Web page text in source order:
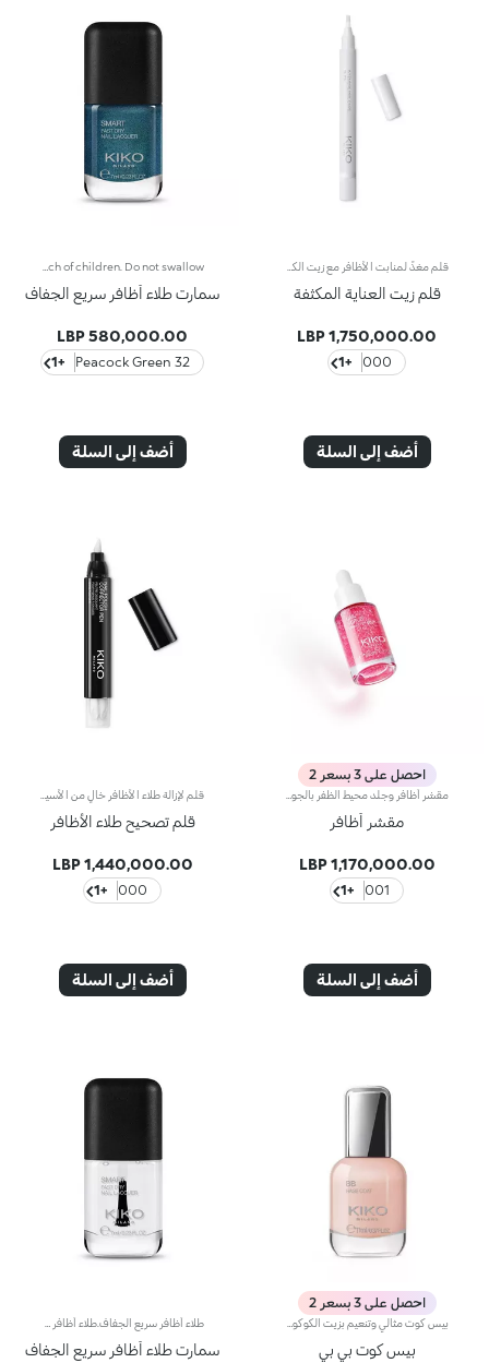
قلم زيت العناية المكثفة
1,750,000.00 LBP
000
+1
أضف إلى السلة
سمارت طلاء أظافر سريع الجفاف
580,000.00 LBP
32 Peacock Green
+1
أضف إلى السلة
احصل على 3 بسعر 2
مقشر أظافر
1,170,000.00 LBP
001
+1
أضف إلى السلة
قلم تصحيح طلاء الأظافر
1,440,000.00 LBP
000
+1
أضف إلى السلة
احصل على 3 بسعر 2
بيس كوت بي بي سمارت طلاء أظافر سريع الجفاف